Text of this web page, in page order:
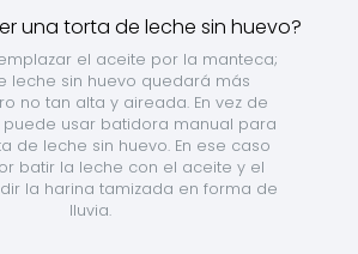
el aceite por la manteca;
leche sin huevo quedará más
no tan alta y aireada. En vez de
usar batidora manual para
de leche sin huevo. En ese caso
batir la leche con el aceite y el
la harina tamizada en forma de
lluvia.